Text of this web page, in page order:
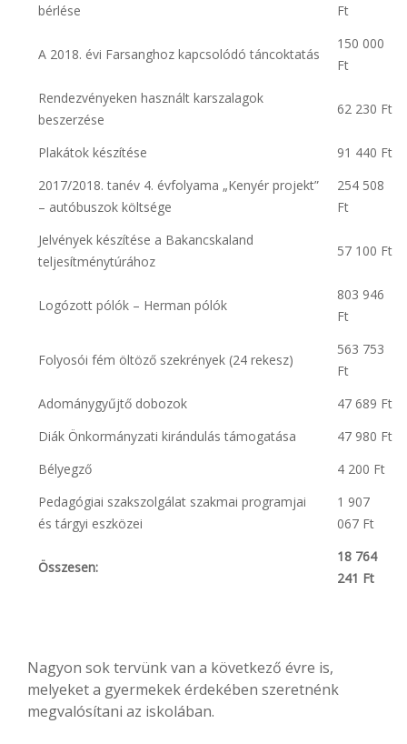
bérlése
Ft
A 2018. évi Farsanghoz kapcsolódó táncoktatás
150 000
Ft
Rendezvényeken használt karszalagok
beszerzése
62 230 Ft
Plakátok készítése
91 440 Ft
2017/2018. tanév 4. évfolyama „Kenyér projekt”
– autóbuszok költsége
254 508
Ft
Jelvények készítése a Bakancskaland
teljesítménytúrához
57 100 Ft
Logózott pólók – Herman pólók
803 946
Ft
Folyosói fém öltöző szekrények (24 rekesz)
563 753
Ft
Adománygyűjtő dobozok
47 689 Ft
Diák Önkormányzati kirándulás támogatása
47 980 Ft
Bélyegző
4 200 Ft
Pedagógiai szakszolgálat szakmai programjai
és tárgyi eszközei
1 907
067 Ft
Összesen:
18 764
241 Ft
Nagyon sok tervünk van a következő évre is,
melyeket a gyermekek érdekében szeretnénk
megvalósítani az iskolában.